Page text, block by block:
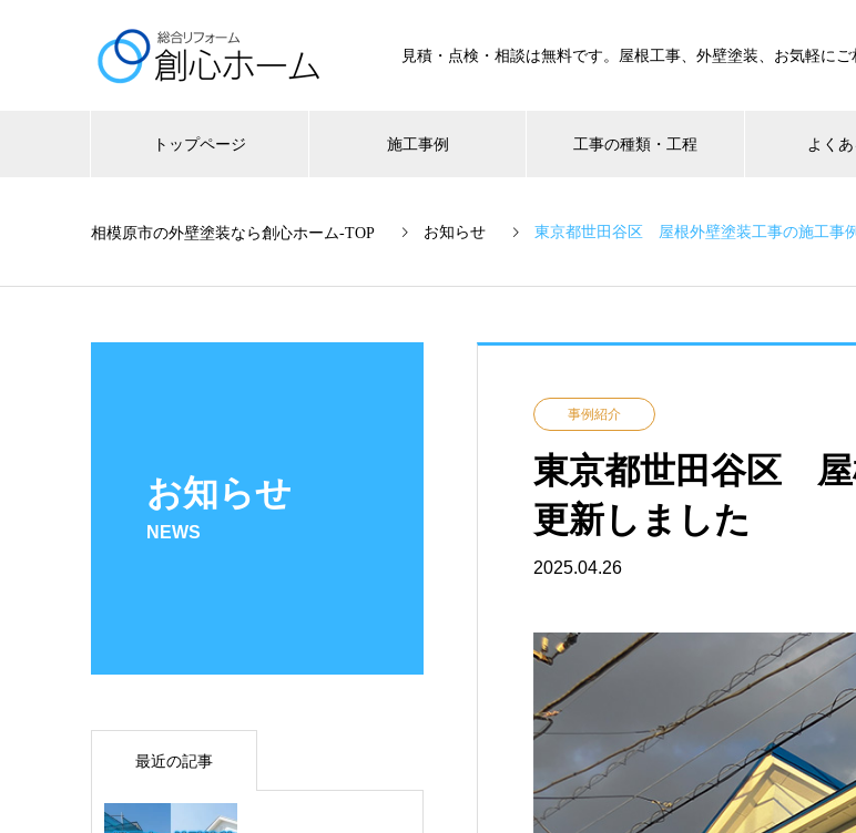
見積・点検・相談は無料です。屋根工事、外壁塗装、お気軽にご
トップページ 施工事例 工事の種類・工程 よく
お知らせ 東京都世田谷区 屋根外壁塗装工事の施工事
お知らせ
NEWS
事例紹介
東京都世田谷区 屋
更新しました
2025.04.26
最近の記事